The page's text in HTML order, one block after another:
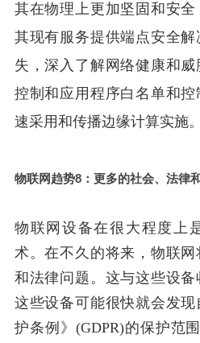
其在物理上更加坚固和安
其现有服务提供端点安全
失，深入了解网络健康和
控制和应用程序白名单和
速采用和传播边缘计算实施。
物联网趋势8：更多的社会、法律
物联网设备在很大程度上
术。在不久的将来，物联
和法律问题。这与这些设备
这些设备可能很快就会发
护条例》(GDPR)的保护范